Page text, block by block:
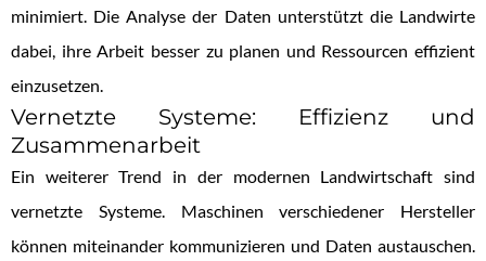
minimiert. Die Analyse der Daten unterstützt die Landwirte
dabei, ihre Arbeit besser zu planen und Ressourcen effizient
einzusetzen.
Vernetzte Systeme: Effizienz und
Zusammenarbeit
Ein weiterer Trend in der modernen Landwirtschaft sind
vernetzte Systeme. Maschinen verschiedener Hersteller
können miteinander kommunizieren und Daten austauschen.